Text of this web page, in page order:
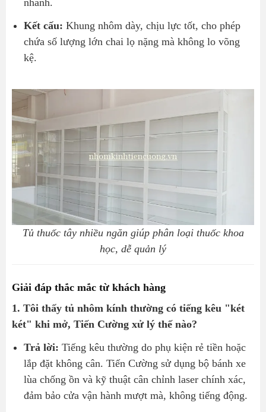
Kết cấu: Khung nhôm dày, chịu lực tốt, cho phép
chứa số lượng lớn chai lọ nặng mà không lo võng
kệ.
Tủ thuốc tây nhiều ngăn giúp phân loại thuốc khoa
học, dễ quản lý
Giải đáp thắc mắc từ khách hàng
1. Tôi thấy tủ nhôm kính thường có tiếng kêu "két
két" khi mở, Tiến Cường xử lý thế nào?
Trả lời: Tiếng kêu thường do phụ kiện rẻ tiền hoặc
lắp đặt không cân. Tiến Cường sử dụng bộ bánh xe
lùa chống ồn và kỹ thuật cân chỉnh laser chính xác,
đảm bảo cửa vận hành mượt mà, không tiếng động.